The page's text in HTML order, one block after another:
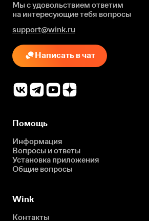
Мы с удовольствием ответим
на интересующиетебя вопросы
support@wink.ru
Написать в чат
Помощь
Информация
Вопросы и ответы
Установка приложения
Общие вопросы
Wink
Контакты